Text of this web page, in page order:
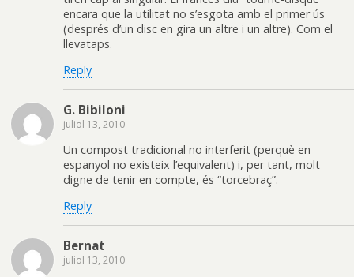
encara que la utilitat no s’esgota amb el primer ús
(després d’un disc en gira un altre i un altre). Com el
llevataps.
Reply
G. Bibiloni
juliol 13, 2010
Un compost tradicional no interferit (perquè en
espanyol no existeix l’equivalent) i, per tant, molt
digne de tenir en compte, és “torcebraç”.
Reply
Bernat
juliol 13, 2010